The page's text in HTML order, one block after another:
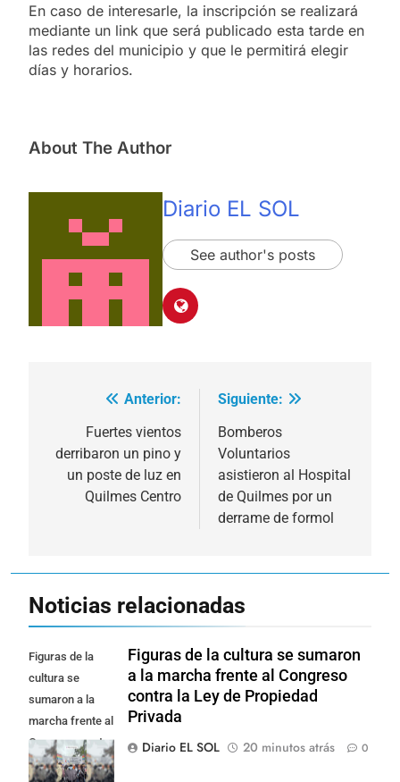
En caso de interesarle, la inscripción se realizará
mediante un link que será publicado esta tarde en
las redes del municipio y que le permitirá elegir
días y horarios.
About The Author
Diario EL SOL
See author's posts
Navegación
entradas
Anterior:
Fuertes vientos
derribaron un pino y
un poste de luz en
Quilmes Centro
Siguiente:
Bomberos
Voluntarios
asistieron al Hospital
de Quilmes por un
derrame de formol
Noticias relacionadas
Figuras de la
cultura se
sumaron a la
marcha frente al
Congreso contra
la Ley de
Figuras de la cultura se sumaron
a la marcha frente al Congreso
contra la Ley de Propiedad
Privada
Diario EL SOL
20 minutos atrás 0